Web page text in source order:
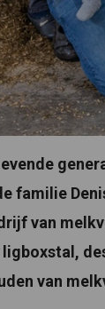
familie
van
van